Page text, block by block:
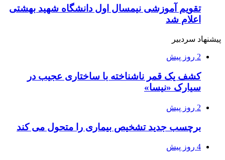
تقویم آموزشی نیمسال اول دانشگاه شهید بهشتی
اعلام شد
پیشنهاد سردبیر
2 روز پیش
کشف یک قمر ناشناخته با ساختاری عجیب در
سیارک «نیسا»
2 روز پیش
برچسب جدید تشخیص بیماری را متحول می کند
4 روز پیش